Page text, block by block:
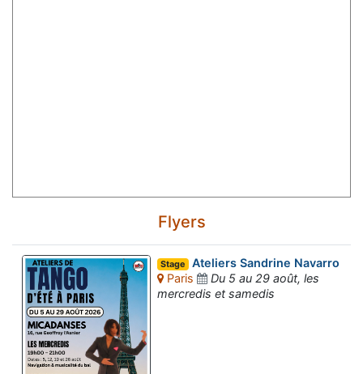
Flyers
Stage Ateliers Sandrine Navarro
Paris
Du 5 au 29 août, les
mercredis et samedis